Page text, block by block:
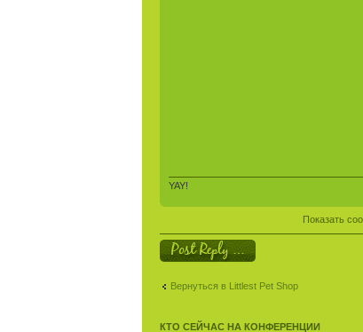
YAY!
Показать
Ответить
Вернуться в Littlest Pet Shop
КТО СЕЙЧАС НА КОНФЕРЕНЦИИ